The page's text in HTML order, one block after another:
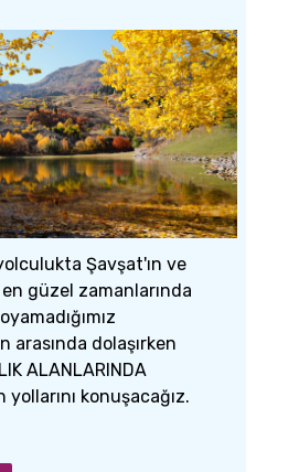
Şavşat'ın ve
güzel zamanlarında
arasında dolaşırken
ALANLARINDA
yollarını konuşacağız.